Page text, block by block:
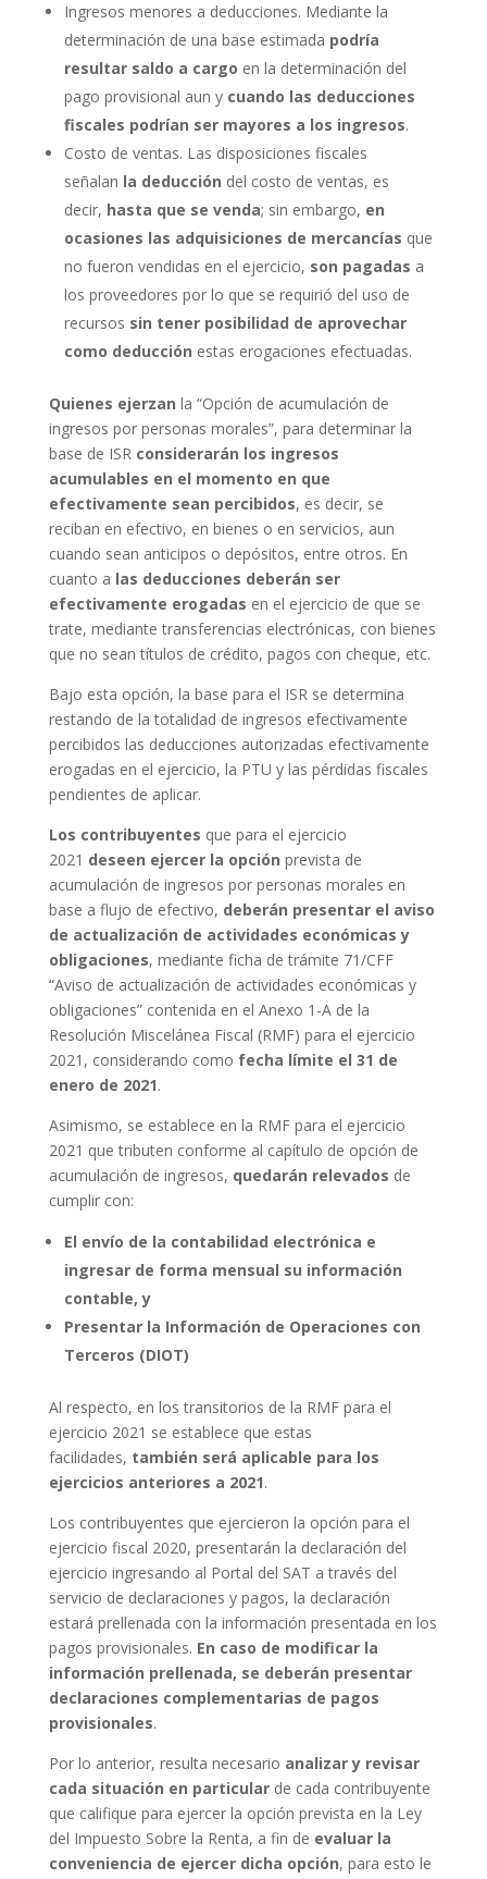
Ingresos menores a deducciones. Mediante la
determinación de una base estimada podría
resultar saldo a cargo en la determinación del
pago provisional aun y cuando las deducciones
fiscales podrían ser mayores a los ingresos.
Costo de ventas. Las disposiciones fiscales
señalan la deducción del costo de ventas, es
decir, hasta que se venda; sin embargo, en
ocasiones las adquisiciones de mercancías que
no fueron vendidas en el ejercicio, son pagadas a
los proveedores por lo que se requirió del uso de
recursos sin tener posibilidad de aprovechar
como deducción estas erogaciones efectuadas.
Quienes ejerzan la “Opción de acumulación de
ingresos por personas morales”, para determinar la
base de ISR considerarán los ingresos
acumulables en el momento en que
efectivamente sean percibidos, es decir, se
reciban en efectivo, en bienes o en servicios, aun
cuando sean anticipos o depósitos, entre otros. En
cuanto a las deducciones deberán ser
efectivamente erogadas en el ejercicio de que se
trate, mediante transferencias electrónicas, con bienes
que no sean títulos de crédito, pagos con cheque, etc.
Bajo esta opción, la base para el ISR se determina
restando de la totalidad de ingresos efectivamente
percibidos las deducciones autorizadas efectivamente
erogadas en el ejercicio, la PTU y las pérdidas fiscales
pendientes de aplicar.
Los contribuyentes que para el ejercicio
2021 deseen ejercer la opción prevista de
acumulación de ingresos por personas morales en
base a flujo de efectivo, deberán presentar el aviso
de actualización de actividades económicas y
obligaciones, mediante ficha de trámite 71/CFF
“Aviso de actualización de actividades económicas y
obligaciones” contenida en el Anexo 1-A de la
Resolución Miscelánea Fiscal (RMF) para el ejercicio
2021, considerando como fecha límite el 31 de
enero de 2021.
Asimismo, se establece en la RMF para el ejercicio
2021 que tributen conforme al capítulo de opción de
acumulación de ingresos, quedarán relevados de
cumplir con:
El envío de la contabilidad electrónica e
ingresar de forma mensual su información
contable, y
Presentar la Información de Operaciones con
Terceros (DIOT)
Al respecto, en los transitorios de la RMF para el
ejercicio 2021 se establece que estas
facilidades, también será aplicable para los
ejercicios anteriores a 2021.
Los contribuyentes que ejercieron la opción para el
ejercicio fiscal 2020, presentarán la declaración del
ejercicio ingresando al Portal del SAT a través del
servicio de declaraciones y pagos, la declaración
estará prellenada con la información presentada en los
pagos provisionales. En caso de modificar la
información prellenada, se deberán presentar
declaraciones complementarias de pagos
provisionales.
Por lo anterior, resulta necesario analizar y revisar
cada situación en particularde cada contribuyente
que califique para ejercer la opción prevista en la Ley
del Impuesto Sobre la Renta, a fin de evaluar la
conveniencia de ejercer dicha opción, para esto le